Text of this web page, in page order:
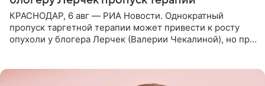
КРАСНОДАР, 6 авг — РИА Новости. Однократный
пропуск таргетной терапии может привести к росту
опухоли у блогера Лерчек (Валерии Чекалиной), но при